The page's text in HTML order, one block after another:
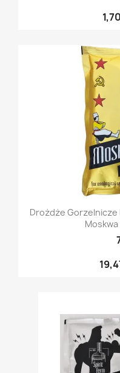
Drożdże Gorzelnicze
Moskwa